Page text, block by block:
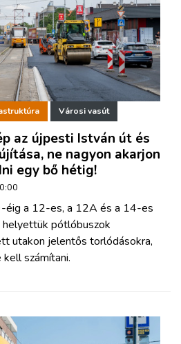
Városi vasút
az újpesti István út és
ne nagyon akarjon
egy bő hétig!
éig a 12-es, a 12A és a 14-es
helyettük pótlóbuszok
utakon jelentős torlódásokra,
számítani.